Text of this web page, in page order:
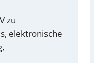
zu
elektronische